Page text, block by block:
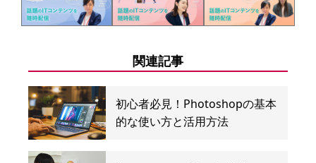
関連記事
初心者必見！Photoshopの基本
的な使い方と活用方法